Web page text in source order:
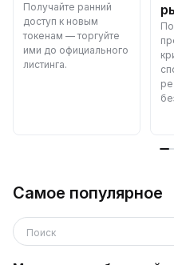
Получайте ранний
доступ к новым
токенам — торгуйте
ими до официального
листинга.
Самое популярное
Поиск